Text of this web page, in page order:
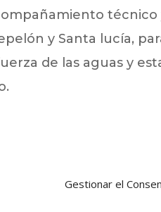
Gestionar el
técnico
y Santa lucía,
de las aguas y